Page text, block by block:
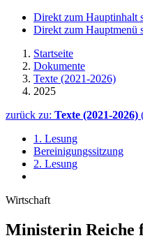
Direkt zum Hauptinhalt
Direkt zum Hauptmenü
Startseite
Dokumente
Texte (2021-2026)
2025
zurück zu: Texte (2021-2026)
1. Lesung
Bereinigungssitzung
2. Lesung
Wirtschaft
Ministerin Reiche